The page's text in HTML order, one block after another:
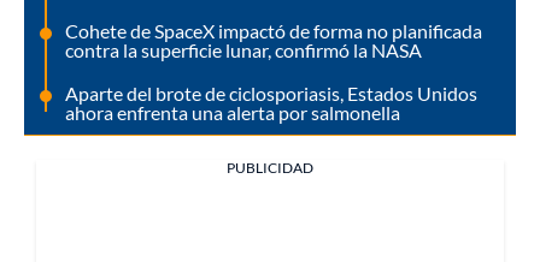
Cohete de SpaceX impactó de forma no planificada
contra la superficie lunar, confirmó la NASA
Aparte del brote de ciclosporiasis, Estados Unidos
ahora enfrenta una alerta por salmonella
PUBLICIDAD